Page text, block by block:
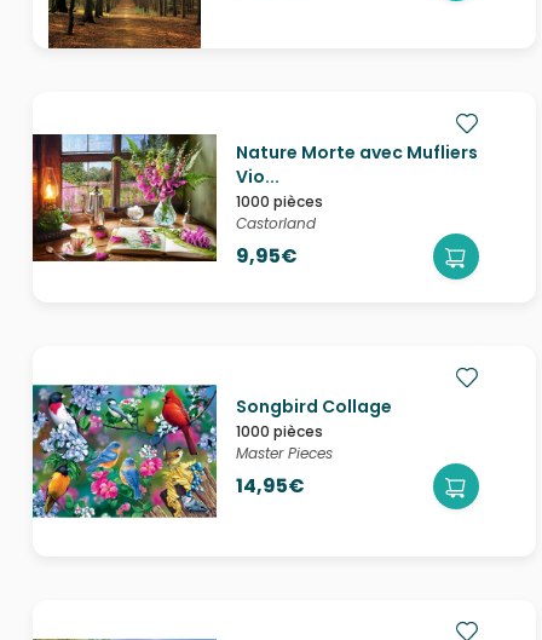
Nature Morte avec Mufliers
Vio...
1000 pièces
Castorland
9,95€
Songbird Collage
1000 pièces
Master Pieces
14,95€